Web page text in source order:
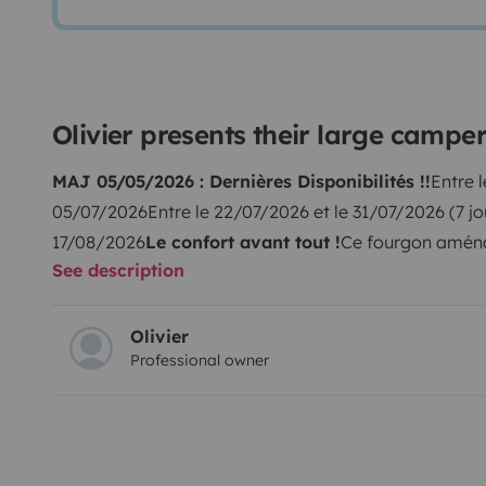
Olivier presents their large
MAJ 05/05/2026 : Dernières Disponibilités !!Entre
05/07/2026Entre le 22/07/2026 et le 31/07/2026 (7
17/08/2026Le confort avant tout !Ce fourgon
surprendre! D'abord par sa facilité de conduite
espace de vie! L'un des meilleurs de sa catégorie!
automatique dernier cri 9 rapports et son écran
See description
Olivier
Professional owner